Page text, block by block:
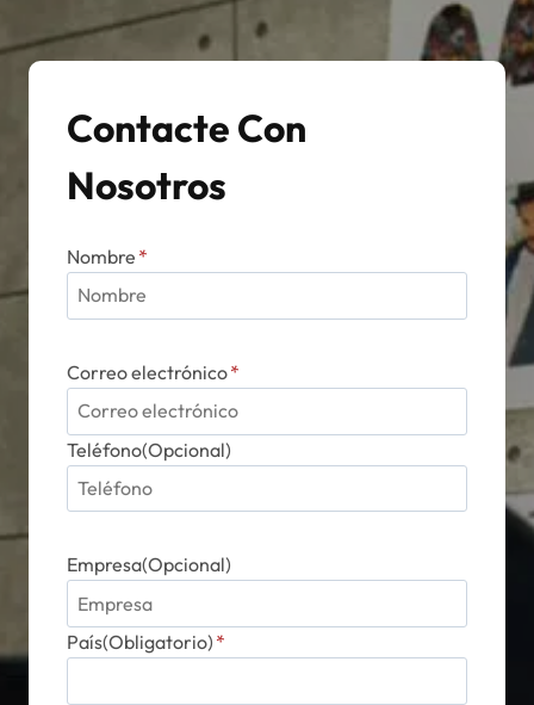
Contacte Con
Nosotros
Nombre *
Correo electrónico*
Teléfono(Opcional)
Empresa(Opcional)
País(Obligatorio) *